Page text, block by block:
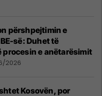
përshpejtimin e
së: Duhet të
procesin e anëtarësimit
2026
Kosovën, por